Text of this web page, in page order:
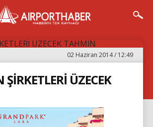
02 Haziran 2014 / 12:49
ÜZECEK